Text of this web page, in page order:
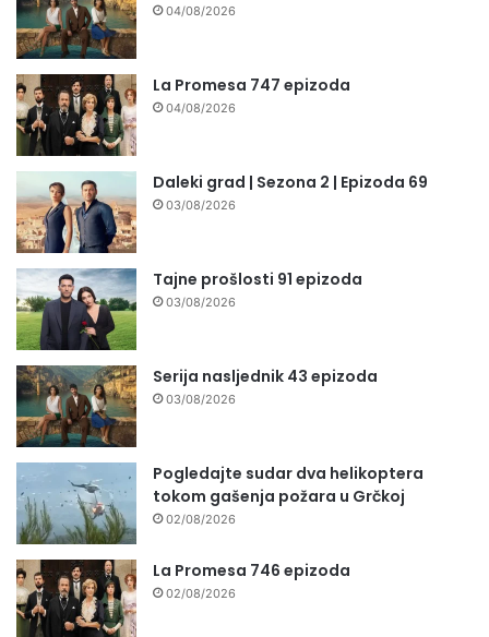
04/08/2026
La Promesa 747 epizoda
04/08/2026
Daleki grad | Sezona 2 | Epizoda 69
03/08/2026
Tajne prošlosti 91 epizoda
03/08/2026
Serija nasljednik 43 epizoda
03/08/2026
Pogledajte sudar dva helikoptera
tokom gašenja požara u Grčkoj
02/08/2026
La Promesa 746 epizoda
02/08/2026